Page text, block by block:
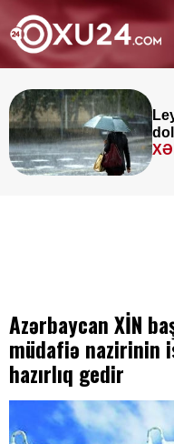
Azərbaycan XİN
müdafiə nazirinin
hazırlıq gedir